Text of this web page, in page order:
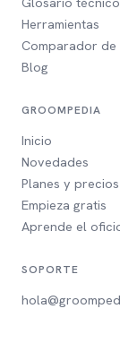
Herramientas
Comparador de
Blog
GROOMPEDIA
Inicio
Novedades
Planes y precios
Empieza gratis
Aprende el
SOPORTE